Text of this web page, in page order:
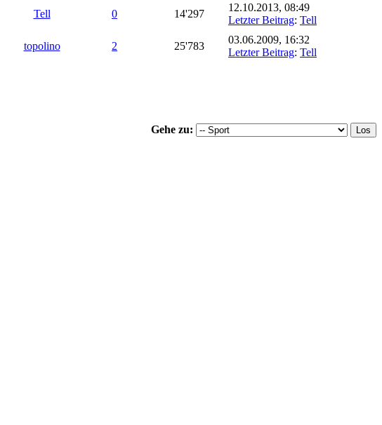
Tell 0 14'297
12.10.2013, 08:49
Letzter Beitrag: Tell
topolino 2 25'783
03.06.2009, 16:32
Letzter Beitrag: Tell
Gehe zu: